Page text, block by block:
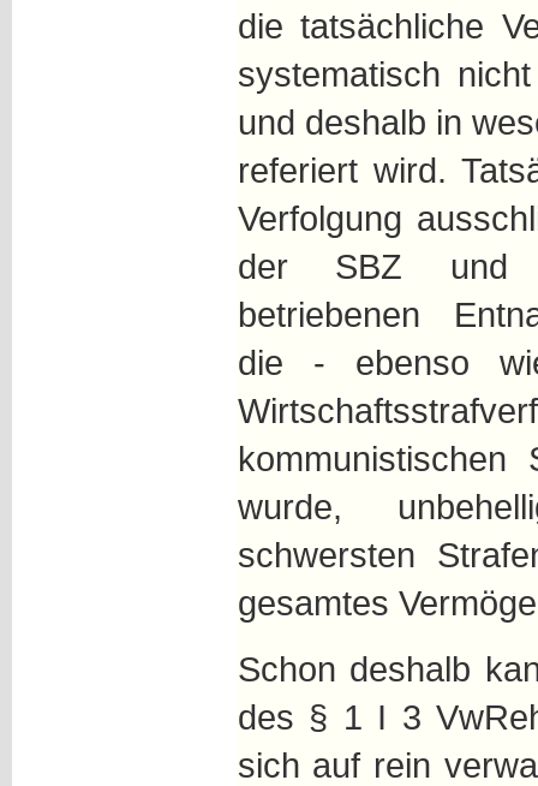
die tatsächliche
systematisch
und deshalb in
referiert wird.
Verfolgung
der SBZ und
betriebenen
die - ebenso
wurde,
schwersten
gesamtes
Schon deshalb
des § 1 I 3
sich auf rein